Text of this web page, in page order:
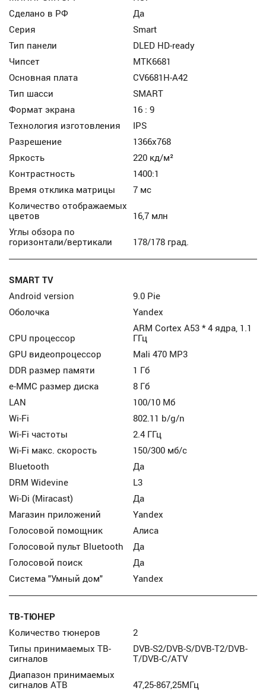
Сделано в РФ
Да
Серия
Smart
Тип панели
DLED HD-ready
Чипсет
MTK6681
Основная плата
CV6681H-A42
Тип шасси
SMART
Формат экрана
16 : 9
Технология изготовления
IPS
Разрешение
1366x768
Яркость
220 кд/м²
Контрастность
1400:1
Время отклика матрицы
7 мс
Количество отображаемых
цветов
16,7 млн
Углы обзора по
горизонтали/вертикали
178/178 град.
SMART TV
Android version
9.0 Pie
Оболочка
Yandex
CPU процессор
ARM Cortex A53 * 4 ядра, 1.1
ГГц
GPU видеопроцессор
Mali 470 MP3
DDR размер памяти
1 Гб
e-MMC размер диска
8 Гб
LAN
100/10 Мб
Wi-Fi
802.11 b/g/n
Wi-Fi частоты
2.4 ГГц
Wi-Fi макс. скорость
150/300 мб/с
Bluetooth
Да
DRM Widevine
L3
Wi-Di (Miracast)
Да
Магазин приложений
Yandex
Голосовой помощник
Алиса
Голосовой пульт Bluetooth
Да
Голосовой поиск
Да
Система "Умный дом"
Yandex
ТВ-ТЮНЕР
Количество тюнеров
2
Типы принимаемых ТВ-
сигналов
DVB-S2/DVB-S/DVB-T2/DVB-
T/DVB-C/ATV
Диапазон принимаемых
сигналов АТВ
47,25-867,25МГц